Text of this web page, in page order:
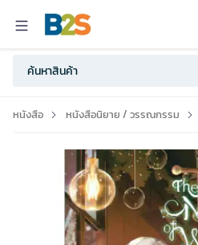
หนังสือ หนังสือนิยาย / วรรณกรรม